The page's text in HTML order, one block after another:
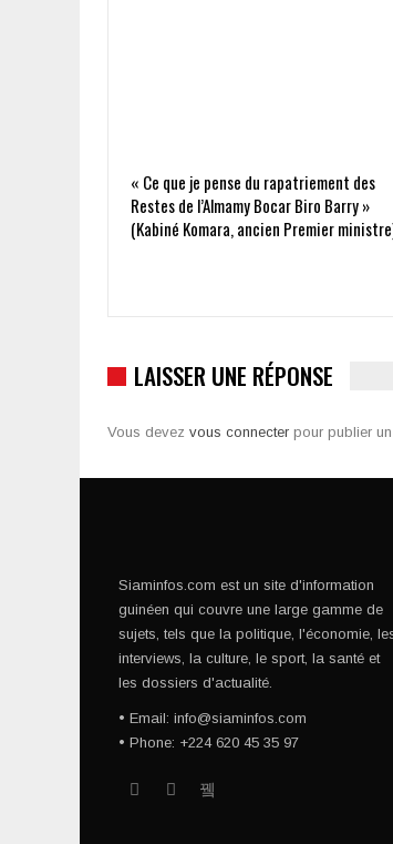
« Ce que je pense du rapatriement des
Restes de l’Almamy Bocar Biro Barry »
(Kabiné Komara, ancien Premier
LAISSER UNE RÉPONSE
Vous devez vous connecter pour publier
Siaminfos.com est un site d'information
guinéen qui couvre une large gamme de
sujets, tels que la politique, l'économie,
interviews, la culture, le sport, la santé et
les dossiers d'actualité.
• Email: info@siaminfos.com
• Phone: +224 620 45 35 97